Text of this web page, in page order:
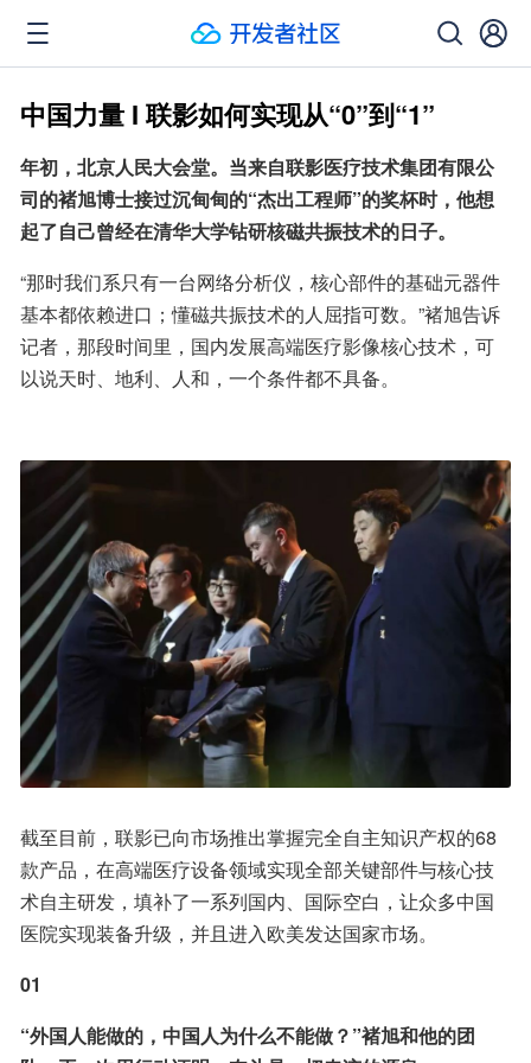
中国力量 I 联影如何实现从“0”到“1”
年初，北京人民大会堂。当来自联影医疗技术集团有限公
司的褚旭博士接过沉甸甸的“杰出工程师”的奖杯时，他想
起了自己曾经在清华大学钻研核磁共振技术的日子。
“那时我们系只有一台网络分析仪，核心部件的基础元器件
基本都依赖进口；懂磁共振技术的人屈指可数。”褚旭告诉
记者，那段时间里，国内发展高端医疗影像核心技术，可
以说天时、地利、人和，一个条件都不具备。
截至目前，联影已向市场推出掌握完全自主知识产权的68
款产品，在高端医疗设备领域实现全部关键部件与核心技
术自主研发，填补了一系列国内、国际空白，让众多中国
医院实现装备升级，并且进入欧美发达国家市场。
01
“外国人能做的，中国人为什么不能做？”褚旭和他的团